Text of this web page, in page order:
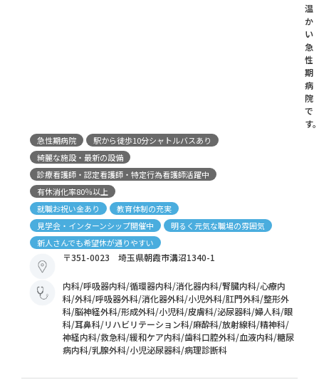
温
か
い
急
性
期
病
院
で
す
急性期病院
駅から徒歩10分シャトルバスあり
綺麗な施設・最新の設備
診療看護師・認定看護師・特定行為看護師活躍中
有休消化率80％以上
就職お祝い金あり
教育体制の充実
見学会・インターンシップ開催中
明るく元気な職場の雰囲気
新人さんでも希望休が通りやすい
〒351-0023 埼玉県朝霞市溝沼1340-1
内科/呼吸器内科/循環器内科/消化器内科/腎臓内科/心療内
科/外科/呼吸器外科/消化器外科/小児外科/肛門外科/整形外
科/脳神経外科/形成外科/小児科/皮膚科/泌尿器科/婦人科/眼
科/耳鼻科/リハビリテーション科/麻酔科/放射線科/精神科/
神経内科/救急科/緩和ケア内科/歯科口腔外科/血液内科/糖尿
病内科/乳腺外科/小児泌尿器科/病理診断科